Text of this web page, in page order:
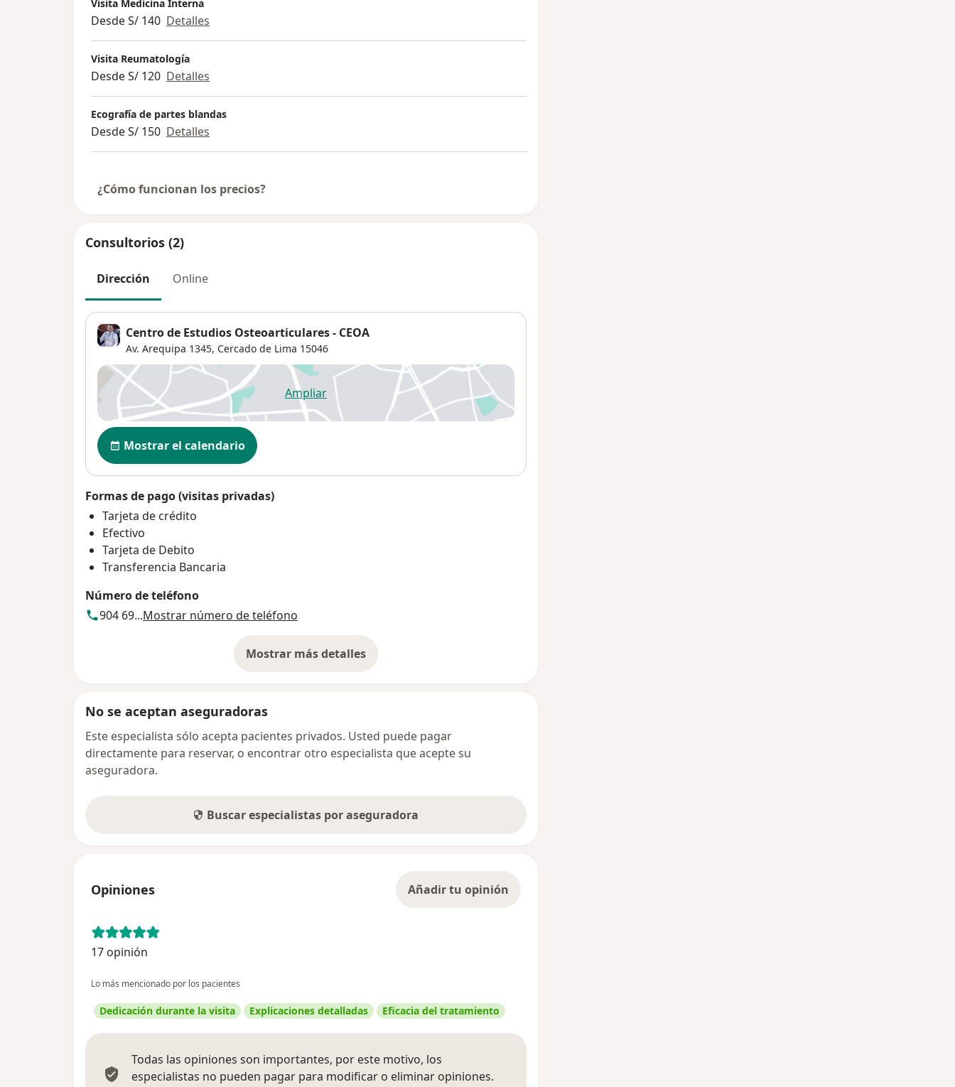
Visita Medicina Interna
Desde S/ 140 Detalles
Visita Reumatología
Desde S/ 120 Detalles
Ecografía de partes blandas
Desde S/ 150 Detalles
¿Cómo funcionan los precios?
Consultorios (2)
Dirección Online
Centro de Estudios Osteoarticulares - CEOA
Av. Arequipa 1345, Cercado de Lima 15046
Ampliarse abre en una nueva pestaña
Disponibilidad
Mostrar el calendario
Formas de pago (visitas privadas)
Tarjeta de crédito
Efectivo
Tarjeta de Debito
Transferencia Bancaria
Número de teléfono
904 69...Mostrar número de teléfono
Mostrar más detalles
sobre la dirección
No se aceptan aseguradoras
Este especialista sólo acepta pacientes privados. Usted puede pagar
directamente para reservar, o encontrar otro especialista que acepte su
aseguradora.
Buscar especialistas por aseguradora
Opiniones Añadir tu opinión
17 opinión
Lo más mencionado por los pacientes
Dedicación durante la visita Explicaciones detalladas Eficacia del tratamiento
Todas las opiniones son importantes, por este motivo, los
especialistas no pueden pagar para modificar o eliminar opiniones.